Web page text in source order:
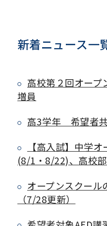
新着ニュース一
高校第２回オープ
増員
高3学年 希望者
【高入試】中学
(8/1・8/22)、高校
オープンスクール
（7/28更新）